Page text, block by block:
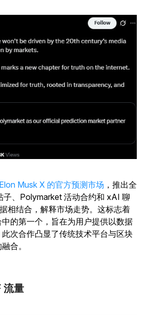
Musk X 的官方预测市场 ，推出全
子、Polymarket 活动合约和 xAI 聊
相结合，解释市场走势。这标志着
的第一个，旨在为用户提供以数据
次合作凸显了传统技术平台与区块
合。
流量